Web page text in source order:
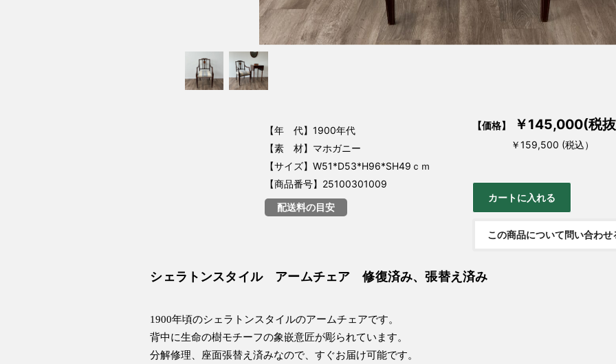
【年 代】1900年代
【素 材】マホガニー
【サイズ】W51*D53*H96*SH49ｃｍ
【商品番号】25100301009
配送料の目安
【価格】 ￥145,000(税
￥159,500 (税込）
この商品について問い合わせ
シェラトンスタイル アームチェア 修復済み、張替え済み
1900年頃のシェラトンスタイルのアームチェアです。
背中に生命の樹モチーフの象嵌意匠が彫られています。
分解修理、座面張替え済みなので、すぐお届け可能です。